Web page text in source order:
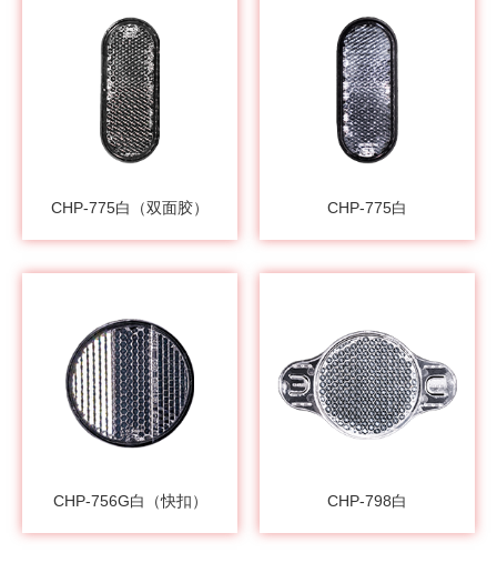
CHP-775白（双面胶） CHP-775白
CHP-756G白（快扣） CHP-798白